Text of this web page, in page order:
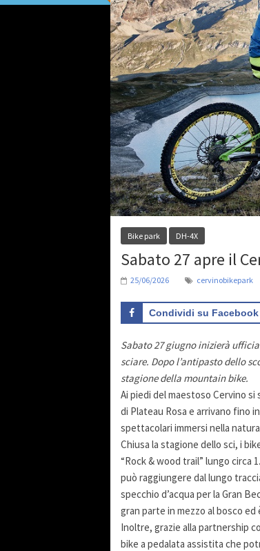
Bike park DH-4X
Sabato 27 apre il
25/06/2026 cervinobikepark
Condividi su Facebook
Sabato 27 giugno inizierà
sciare. Dopo l’antipasto dello
stagione della mountain bike.
Ai piedi del maestoso Cervino
di Plateau Rosa e arrivano fino
spettacolari immersi nella
Chiusa la stagione dello sci, i
“Rock & wood trail” lungo circa
può raggiungere dal lungo
specchio d’acqua per la Gran
gran parte in mezzo al bosco
Inoltre, grazie alla partnership
bike a pedalata assistita che